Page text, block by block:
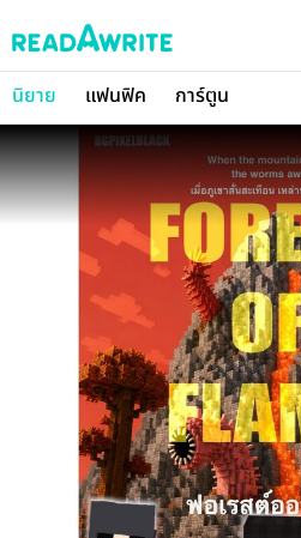
นิยาย แฟนฟิค การ์ตูน